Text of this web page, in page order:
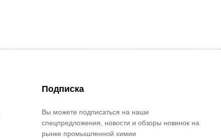
Подписка
Вы можете подписаться на наши
спецпредложения, новости и обзоры новинок на
рынке промышленной химии